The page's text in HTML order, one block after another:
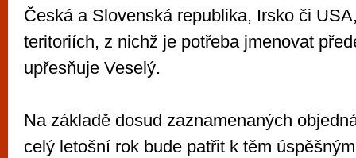
Česká a Slovenská republika, Irsko či
teritoriích, z nichž je potřeba jmenovat
upřesňuje Veselý.
Na základě dosud zaznamenaných
celý letošní rok bude patřit k těm